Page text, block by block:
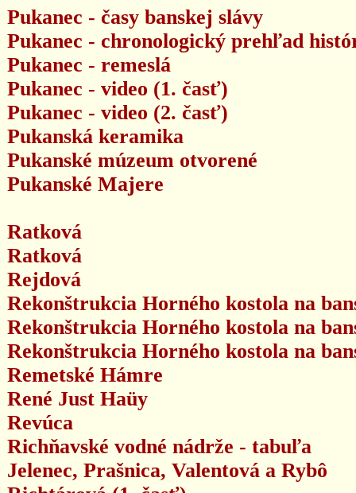
Pukanec - časy banskej slávy
Pukanec - chronologický prehľad
Pukanec - remeslá
Pukanec - video (1. časť)
Pukanec - video (2. časť)
Pukanská keramika
Pukanské múzeum otvorené
Pukanské Majere
Ratková
Ratková
Rejdová
Rekonštrukcia Horného kostola na
Rekonštrukcia Horného kostola na
Rekonštrukcia Horného kostola na
Remetské Hámre
René Just Haüy
Revúca
Richňavské vodné nádrže - tabuľa
Jelenec, Prašnica, Valentová a Rybô